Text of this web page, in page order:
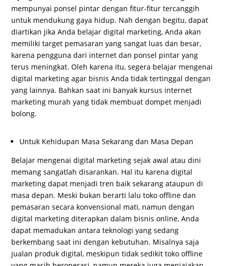
mempunyai ponsel pintar dengan fitur-fitur tercanggih
untuk mendukung gaya hidup. Nah dengan begitu, dapat
diartikan jika Anda belajar digital marketing, Anda akan
memiliki target pemasaran yang sangat luas dan besar,
karena pengguna dari internet dan ponsel pintar yang
terus meningkat. Oleh karena itu, segera belajar mengenai
digital marketing agar bisnis Anda tidak tertinggal dengan
yang lainnya. Bahkan saat ini banyak kursus internet
marketing murah yang tidak membuat dompet menjadi
bolong.
Untuk Kehidupan Masa Sekarang dan Masa Depan
Belajar mengenai digital marketing sejak awal atau dini
memang sangatlah disarankan. Hal itu karena digital
marketing dapat menjadi tren baik sekarang ataupun di
masa depan. Meski bukan berarti lalu toko offline dan
pemasaran secara konvensional mati, namun dengan
digital marketing diterapkan dalam bisnis online, Anda
dapat memadukan antara teknologi yang sedang
berkembang saat ini dengan kebutuhan. Misalnya saja
jualan produk digital, meskipun tidak sedikit toko offline